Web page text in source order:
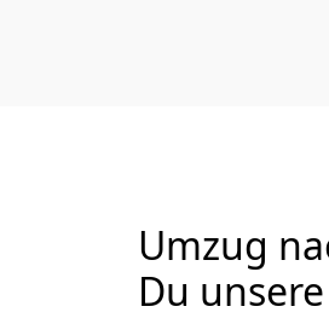
Umzug
Du